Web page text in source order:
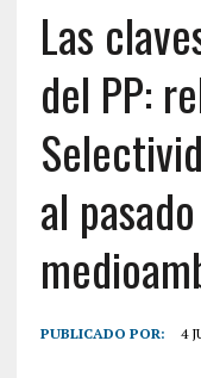
Las
del PP:
al
PUBLICADO POR: 4